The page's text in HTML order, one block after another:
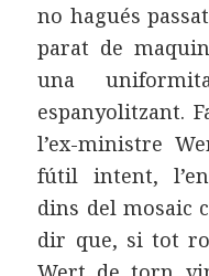
no hagués
parat de
una
espanyolitzant.
l’ex-ministre
fútil intent,
dins del mosaic
dir que, si tot